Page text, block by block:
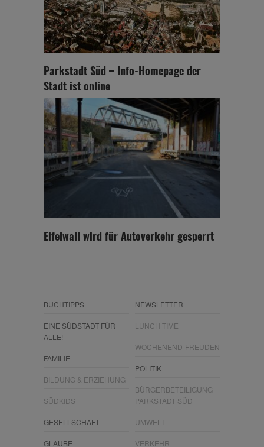
Parkstadt Süd – Info-Homepage der
Stadt ist online
Eifelwall wird für Autoverkehr gesperrt
BUCHTIPPS
EINE SÜDSTADT FÜR
ALLE!
FAMILIE
BILDUNG & ERZIEHUNG
SÜDKIDS
GESELLSCHAFT
GLAUBE
NEWSLETTER
LUNCH TIME
WOCHENEND-FREUDEN
POLITIK
BÜRGERBETEILIGUNG
PARKSTADT SÜD
UMWELT
VERKEHR